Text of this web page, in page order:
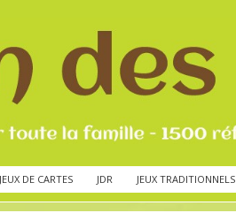
JEUX DE CARTES JDR JEUX TRADITIONNELS